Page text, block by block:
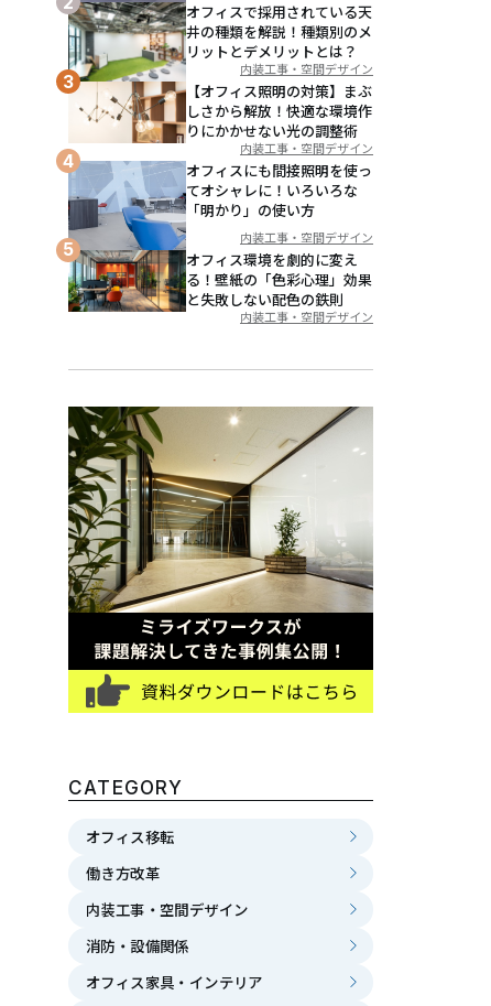
オフィスで採用されている天
井の種類を解説！種類別のメ
リットとデメリットとは？
内装工事・空間デザイン
【オフィス照明の対策】まぶ
しさから解放！快適な環境作
りにかかせない光の調整術
内装工事・空間デザイン
オフィスにも間接照明を使っ
てオシャレに！いろいろな
「明かり」の使い方
内装工事・空間デザイン
オフィス環境を劇的に変え
る！壁紙の「色彩心理」効果
と失敗しない配色の鉄則
内装工事・空間デザイン
CATEGORY
オフィス移転
働き方改革
内装工事・空間デザイン
消防・設備関係
オフィス家具・インテリア